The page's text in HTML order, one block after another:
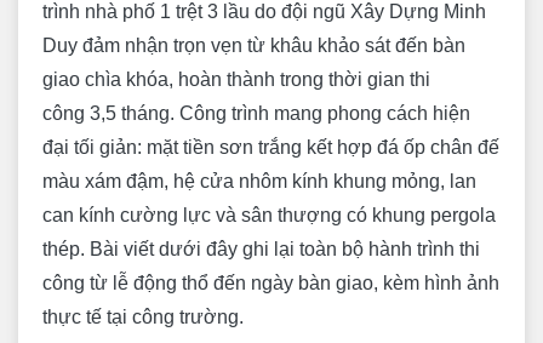
trình nhà phố 1 trệt 3 lầu do đội ngũ Xây Dựng Minh
Duy đảm nhận trọn vẹn từ khâu khảo sát đến bàn
giao chìa khóa, hoàn thành trong thời gian thi
công 3,5 tháng. Công trình mang phong cách hiện
đại tối giản: mặt tiền sơn trắng kết hợp đá ốp chân đế
màu xám đậm, hệ cửa nhôm kính khung mỏng, lan
can kính cường lực và sân thượng có khung pergola
thép. Bài viết dưới đây ghi lại toàn bộ hành trình thi
công từ lễ động thổ đến ngày bàn giao, kèm hình ảnh
thực tế tại công trường.